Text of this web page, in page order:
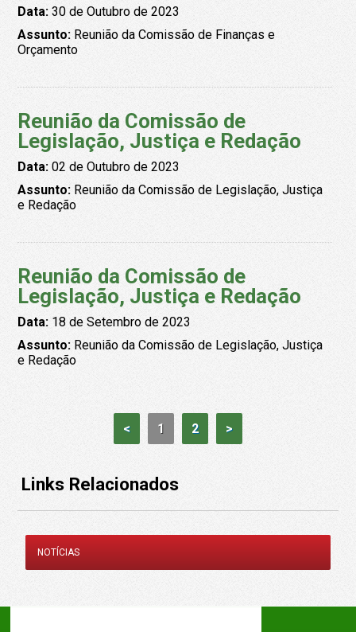
Data:30 de Outubro de 2023
Assunto:Reunião da Comissão de Finanças e
Orçamento
Reunião da Comissão de
Legislação, Justiça e Redação
Data:02 de Outubro de 2023
Assunto:Reunião da Comissão de Legislação, Justiça
e Redação
Reunião da Comissão de
Legislação, Justiça e Redação
Data:18 de Setembro de 2023
Assunto:Reunião da Comissão de Legislação, Justiça
e Redação
< 1 2 >
Links Relacionados
NOTÍCIAS